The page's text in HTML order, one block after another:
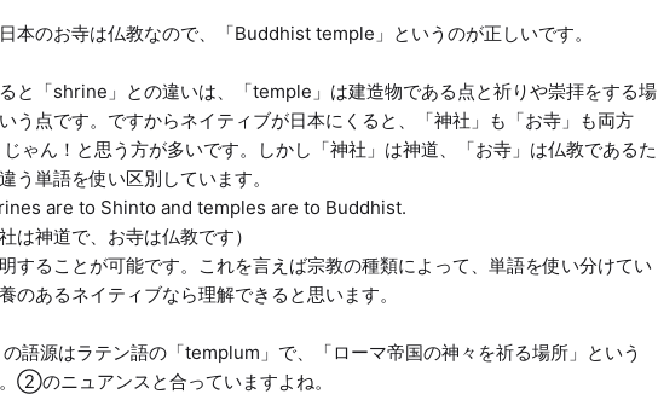
本のお寺は仏教なので、「Buddhist temple」というのが正しいです。
と「shrine」との違いは、「temple」は建造物である点と祈りや崇拝をする場
う点です。ですからネイティブが日本にくると、「神社」も「お寺」も両方
じゃん！と思う方が多いです。しかし「神社」は神道、「お寺」は仏教であるた
う単語を使い区別しています。
are to Shinto and temples are to Buddhist.
は神道で、お寺は仏教です）
することが可能です。これを言えば宗教の種類によって、単語を使い分けてい
のあるネイティブなら理解できると思います。
の語源はラテン語の「templum」で、「ローマ帝国の神々を祈る場所」という
②のニュアンスと合っていますよね。